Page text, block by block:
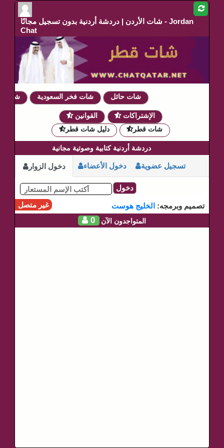
شات الأردن | دردشة أردنية بدون تسجيل مجانًا - Jordan
Chat
شات شات فخر السعودية شات حائل
القوانين
الإشتراكات
دليل شات قطر
شات قطر
دردشة أردنية كتابية وصوتية مجانية
دخول الزوار دخول الأعضاء تسجيل عضوية
دخول
غير متصل
تصميم وبرمجه: الخليج هوست
0 المتواجدون الآن